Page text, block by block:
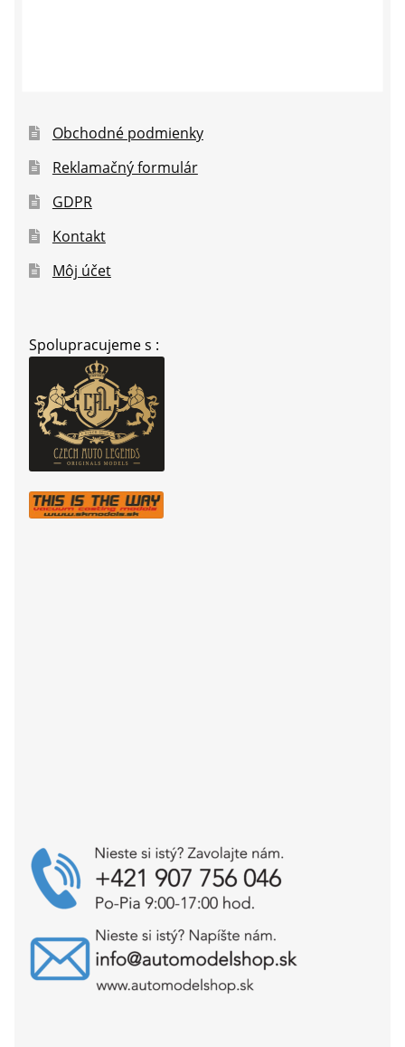
Obchodné podmienky
Reklamačný formulár
GDPR
Kontakt
Môj účet
Spolupracujeme s :